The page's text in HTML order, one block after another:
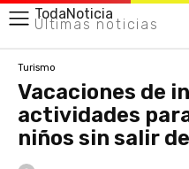
TodaNoticia
Últimas noticias
Turismo
Vacaciones de
actividades
niños sin salir